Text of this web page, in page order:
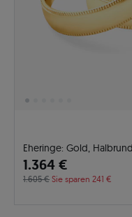
Eheringe: Gold,
1.364 €
1.605 € Sie sparen 241 €